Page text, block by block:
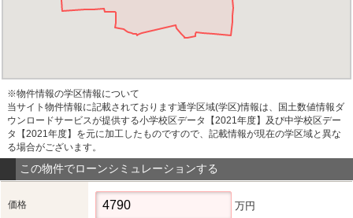
※物件情報の学区情報について
当サイト物件情報に記載されております通学区域(学区)情報は、国土数値情報ダ
ウンロードサービスが提供する小学校区データ【2021年度】及び中学校区デー
タ【2021年度】を元に加工したものですので、記載情報が現在の学区域と異な
る場合がございます。
この物件でローンシミュレーションする
価格 万円